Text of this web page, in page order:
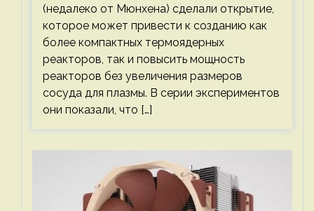
(недалеко от Мюнхена) сделали открытие,
которое может привести к созданию как
более компактных термоядерных
реакторов, так и повысить мощность
реакторов без увеличения размеров
сосуда для плазмы. В серии экспериментов
они показали, что […]